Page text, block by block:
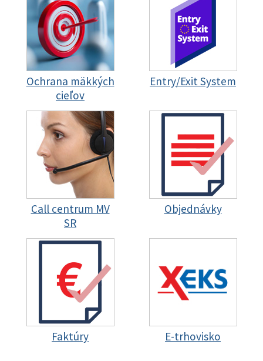
Ochrana mäkkých
cieľov
Entry/Exit System
Call centrum MV
SR
Objednávky
Faktúry E-trhovisko